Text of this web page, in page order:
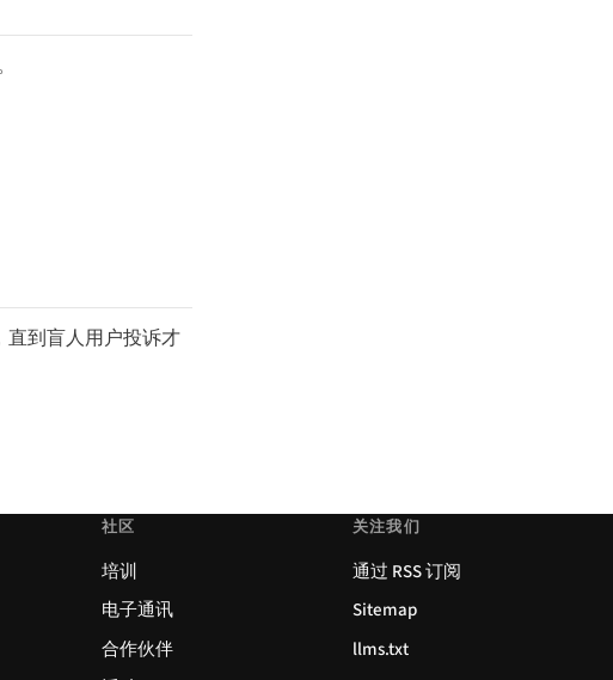
到盲人用户投诉才
社区
培训
电子通讯
合作伙伴
关注我们
通过 RSS 订阅
Sitemap
llms.txt